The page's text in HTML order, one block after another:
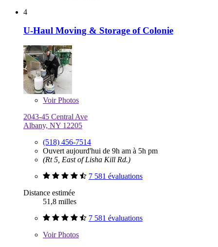
4
U-Haul Moving & Storage of Colonie
VoirPhotos
2043-45 Central Ave
Albany, NY 12205
(518) 456-7514
Ouvert aujourd'hui de 9h am à 5h pm
(Rt 5, East of Lisha Kill Rd.)
7 581 évaluations
Distance estimée
51,8 milles
7 581 évaluations
VoirPhotos